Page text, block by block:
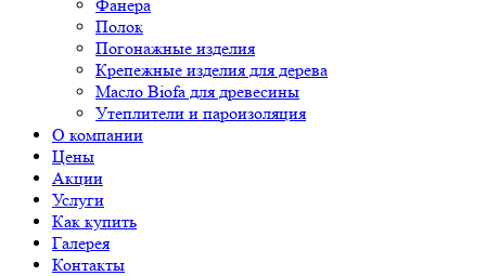
Фанера
Полок
Погонажные изделия
Крепежные изделия для дерева
Масло Biofa для древесины
Утеплители и пароизоляция
О компании
Цены
Акции
Услуги
Как купить
Галерея
Контакты